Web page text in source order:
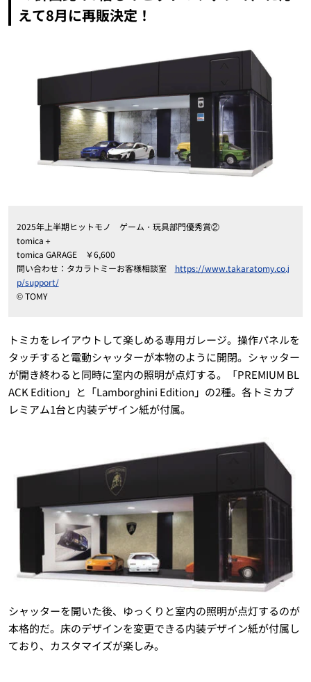
えて8月に再販決定！
2025年上半期ヒットモノ ゲーム・玩具部門優秀賞②
tomica＋
tomica GARAGE ￥6,600
問い合わせ：タカラトミーお客様相談室 https://www.takaratomy.co.j
p/support/
© TOMY
トミカをレイアウトして楽しめる専用ガレージ。操作パネルを
タッチすると電動シャッターが本物のように開閉。シャッター
が開き終わると同時に室内の照明が点灯する。「PREMIUM BL
ACK Edition」と「Lamborghini Edition」の2種。各トミカプ
レミアム1台と内装デザイン紙が付属。
シャッターを開いた後、ゆっくりと室内の照明が点灯するのが
本格的だ。床のデザインを変更できる内装デザイン紙が付属し
ており、カスタマイズが楽しみ。